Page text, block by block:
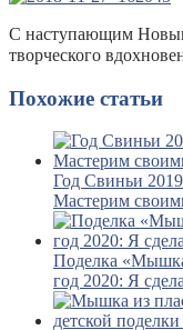
С наступающим
творческого
Похожие статьи
Год Свиньи
Мастерим
Поделка
год 2020: Я